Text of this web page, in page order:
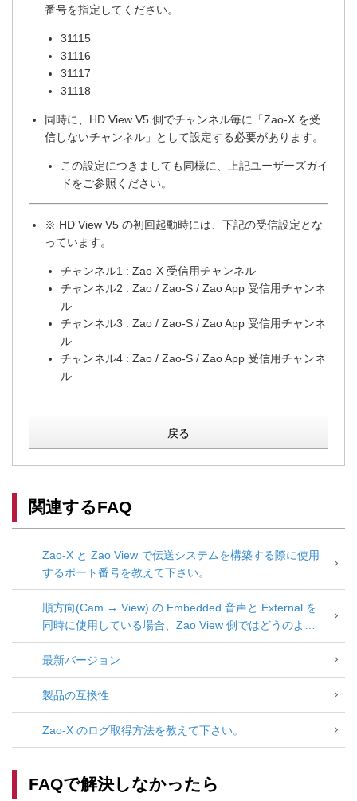
番号を指定してください。
31115
31116
31117
31118
同時に、HD View V5 側でチャンネル毎に「Zao-X を受
信しないチャンネル」として設定する必要があります。
この設定につきましても同様に、上記ユーザーズガイ
ドをご参照ください。
※ HD View V5 の初回起動時には、下記の受信設定とな
っています。
チャンネル1 : Zao-X 受信用チャンネル
チャンネル2 : Zao / Zao-S / Zao App 受信用チャンネ
ル
チャンネル3 : Zao / Zao-S / Zao App 受信用チャンネ
ル
チャンネル4 : Zao / Zao-S / Zao App 受信用チャンネ
ル
戻る
関連するFAQ
Zao-X と Zao View で伝送システムを構築する際に使用
するポート番号を教えて下さい。
順方向(Cam → View) の Embedded 音声と External を
同時に使用している場合、Zao View 側ではどうのよう
に聞こえるのでしょうか？
最新バージョン
製品の互換性
Zao-X のログ取得方法を教えて下さい。
FAQで解決しなかったら